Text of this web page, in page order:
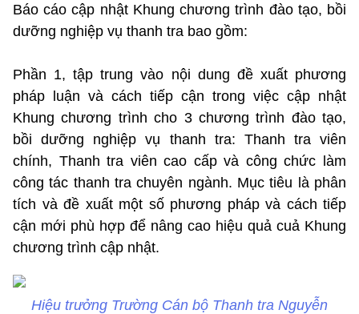
Báo cáo cập nhật Khung chương trình đào tạo, bồi
dưỡng nghiệp vụ thanh tra bao gồm:
Phần 1, tập trung vào nội dung đề xuất phương
pháp luận và cách tiếp cận trong việc cập nhật
Khung chương trình cho 3 chương trình đào tạo,
bồi dưỡng nghiệp vụ thanh tra: Thanh tra viên
chính, Thanh tra viên cao cấp và công chức làm
công tác thanh tra chuyên ngành. Mục tiêu là phân
tích và đề xuất một số phương pháp và cách tiếp
cận mới phù hợp để nâng cao hiệu quả cuả Khung
chương trình cập nhật.
Hiệu trưởng Trường Cán bộ Thanh tra Nguyễn